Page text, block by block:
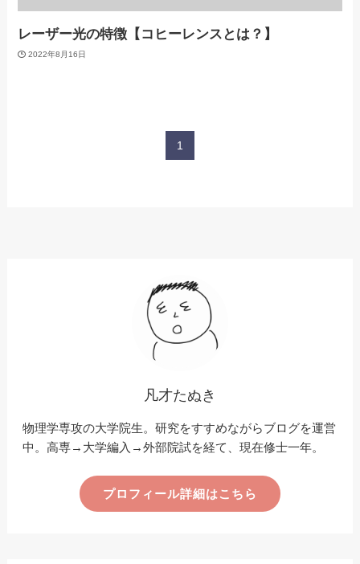
レーザー光の特徴【コヒーレンスとは？】
2022年8月16日
1
凡才たぬき
物理学専攻の大学院生。研究をすすめながらブログを運営
中。高専→大学編入→外部院試を経て、現在修士一年。
プロフィール詳細はこちら